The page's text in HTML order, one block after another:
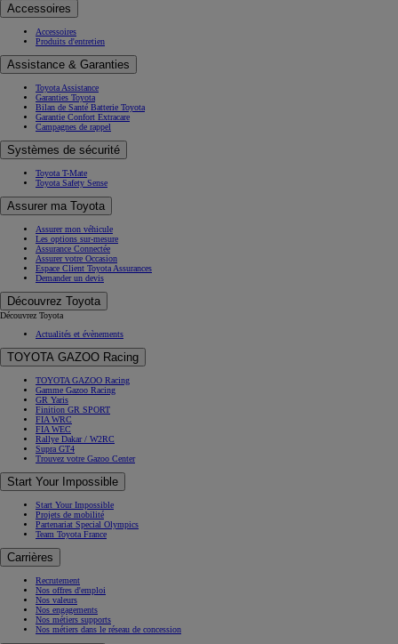
Accessoires
Accessoires
Produits d'entretien
Assistance & Garanties
Toyota Assistance
Garanties Toyota
Bilan de Santé Batterie Toyota
Garantie Confort Extracare
Campagnes de rappel
Systèmes de sécurité
Toyota T-Mate
Toyota Safety Sense
Assurer ma Toyota
Assurer mon véhicule
Les options sur-mesure
Assurance Connectée
Assurer votre Occasion
Espace Client Toyota Assurances
Demander un devis
Découvrez Toyota
Découvrez Toyota
Actualités et évènements
TOYOTA GAZOO Racing
TOYOTA GAZOO Racing
Gamme Gazoo Racing
GR Yaris
Finition GR SPORT
FIA WRC
FIA WEC
Rallye Dakar / W2RC
Supra GT4
Trouvez votre Gazoo Center
Start Your Impossible
Start Your Impossible
Projets de mobilité
Partenariat Special Olympics
Team Toyota France
Carrières
Recrutement
Nos offres d'emploi
Nos valeurs
Nos engagements
Nos métiers supports
Nos métiers dans le réseau de concession